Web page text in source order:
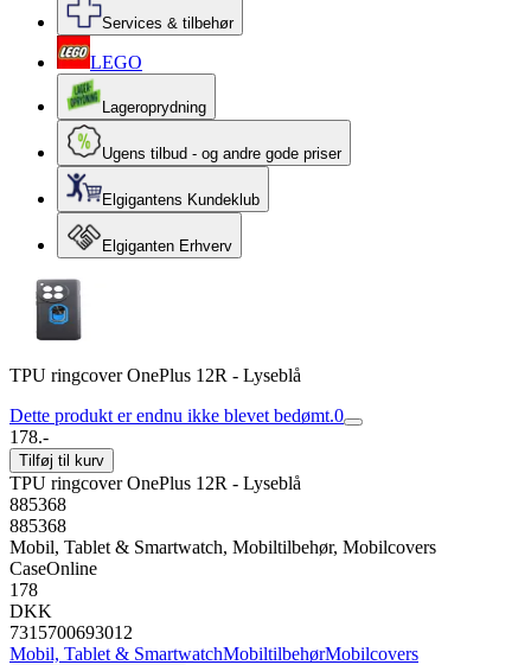
Services & tilbehør
LEGO
Lageroprydning
Ugens tilbud - og andre gode priser
Elgigantens Kundeklub
Elgiganten Erhverv
TPU ringcover OnePlus 12R - Lyseblå
Dette produkt er endnu ikke blevet bedømt.0
178.-
Tilføj til kurv
TPU ringcover OnePlus 12R - Lyseblå
885368
885368
Mobil, Tablet & Smartwatch, Mobiltilbehør, Mobilcovers
CaseOnline
178
DKK
7315700693012
Mobil, Tablet & SmartwatchMobiltilbehørMobilcovers